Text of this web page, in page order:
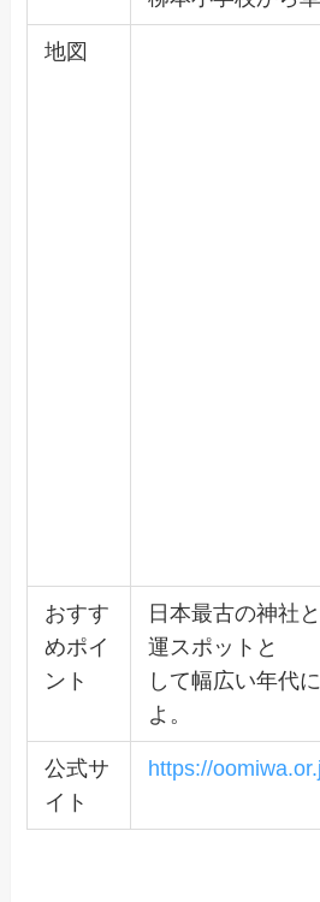
地図
おすす
めポイ
ント
日本最古の神社
運スポットと
して幅広い年代
よ。
公式サ
イト
https://